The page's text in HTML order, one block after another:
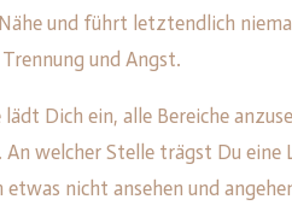
und führt letztendlich
und Angst.
lädt Dich ein, alle Bereiche
welcher Stelle trägst Du eine
nicht ansehen und